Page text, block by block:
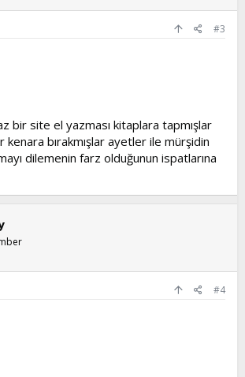
#3
bir site el yazması kitaplara tapmışlar
kenara bırakmışlar ayetler ile mürşidin
dilemenin farz olduğunun ispatlarına
#4